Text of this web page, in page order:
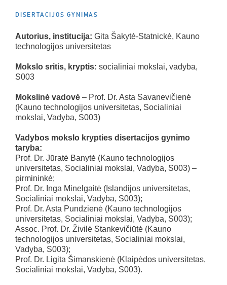
DISERTACIJOS GYNIMAS
Autorius, institucija: Gita Šakytė-Statnickė, Kauno
technologijos universitetas
Mokslo sritis, kryptis: socialiniai mokslai, vadyba,
S003
Mokslinė vadovė – Prof. Dr. Asta Savanevičienė
(Kauno technologijos universitetas, Socialiniai
mokslai, Vadyba, S003)
Vadybos mokslo krypties disertacijos gynimo
taryba:
Prof. Dr. Jūratė Banytė (Kauno technologijos
universitetas, Socialiniai mokslai, Vadyba, S003) –
pirmininkė;
Prof. Dr. Inga Minelgaitė (Islandijos universitetas,
Socialiniai mokslai, Vadyba, S003);
Prof. Dr. Asta Pundzienė (Kauno technologijos
universitetas, Socialiniai mokslai, Vadyba, S003);
Assoc. Prof. Dr. Živilė Stankevičiūtė (Kauno
technologijos universitetas, Socialiniai mokslai,
Vadyba, S003);
Prof. Dr. Ligita Šimanskienė (Klaipėdos universitetas,
Socialiniai mokslai, Vadyba, S003).